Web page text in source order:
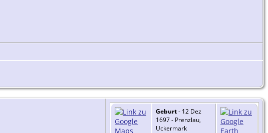
Geburt- 12 Dez
1697 - Prenzlau,
Uckermark